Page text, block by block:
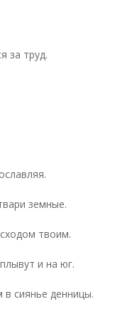
за труд.
земные.
твоим.
и на юг.
сиянье денницы.